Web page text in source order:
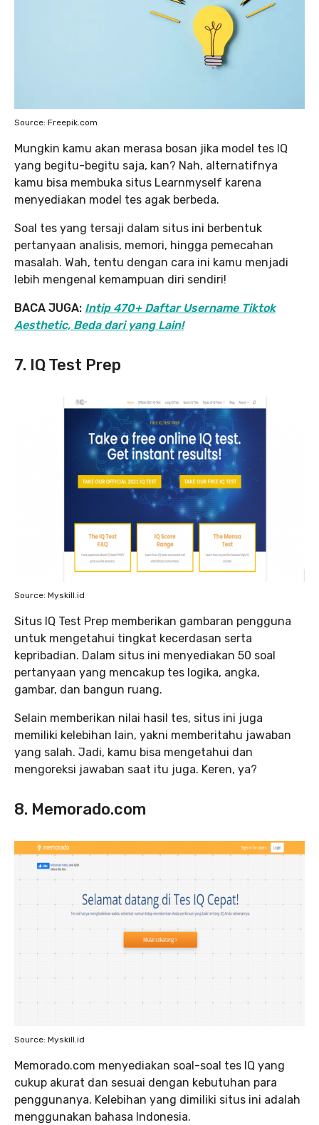
Source: Freepik.com
Mungkin kamu akan merasa bosan jika model tes IQ
yang begitu-begitu saja, kan? Nah, alternatifnya
kamu bisa membuka situs Learnmyself karena
menyediakan model tes agak berbeda.
Soal tes yang tersaji dalam situs ini berbentuk
pertanyaan analisis, memori, hingga pemecahan
masalah. Wah, tentu dengan cara ini kamu menjadi
lebih mengenal kemampuan diri sendiri!
BACA JUGA: Intip 470+ Daftar Username Tiktok
Aesthetic, Beda dari yang Lain!
7. IQ Test Prep
Source: Myskill.id
Situs IQ Test Prep memberikan gambaran pengguna
untuk mengetahui tingkat kecerdasan serta
kepribadian. Dalam situs ini menyediakan 50 soal
pertanyaan yang mencakup tes logika, angka,
gambar, dan bangun ruang.
Selain memberikan nilai hasil tes, situs ini juga
memiliki kelebihan lain, yakni memberitahu jawaban
yang salah. Jadi, kamu bisa mengetahui dan
mengoreksi jawaban saat itu juga. Keren, ya?
8. Memorado.com
Source: Myskill.id
Memorado.com menyediakan soal-soal tes IQ yang
cukup akurat dan sesuai dengan kebutuhan para
penggunanya. Kelebihan yang dimiliki situs ini adalah
menggunakan bahasa Indonesia.